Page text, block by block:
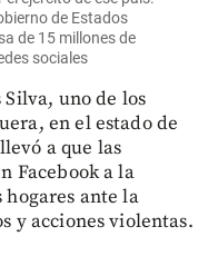
de Estados
de 15 millones de
sociales
uno de los
en el estado de
a que las
Facebook a la
hogares ante la
y acciones violentas.